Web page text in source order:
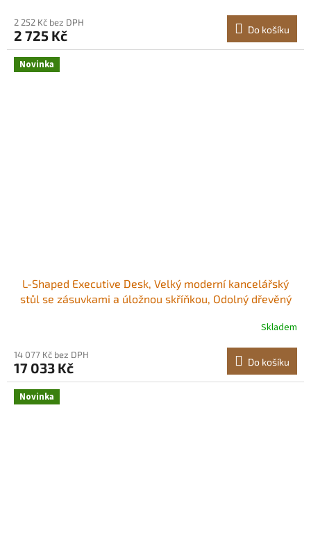
2 252 Kč bez DPH
2 725 Kč Do košíku
Novinka
L-Shaped Executive Desk, Velký moderní kancelářský
stůl se zásuvkami a úložnou skříňkou, Odolný dřevěný
práci, studium, psaní, Hnědá + Černá L-Shaped
Executive Desk Prostorná pracovní
Skladem
14 077 Kč bez DPH
17 033 Kč Do košíku
Novinka